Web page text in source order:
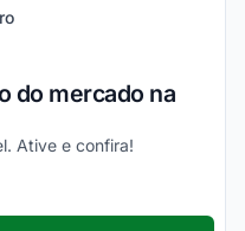
do mercado na
Ative e confira!